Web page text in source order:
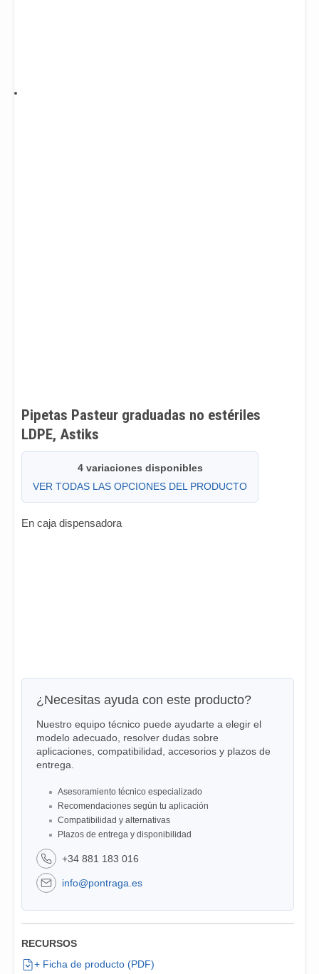
Pipetas Pasteur graduadas no estériles
LDPE, Astiks
4 variaciones disponibles
VER TODAS LAS OPCIONES DEL PRODUCTO
En caja dispensadora
¿Necesitas ayuda con este producto?
Nuestro equipo técnico puede ayudarte a elegir el
modelo adecuado, resolver dudas sobre
aplicaciones, compatibilidad, accesorios y plazos de
entrega.
Asesoramiento técnico especializado
Recomendaciones según tu aplicación
Compatibilidad y alternativas
Plazos de entrega y disponibilidad
+34 881 183 016
info@pontraga.es
RECURSOS
+ Ficha de producto (PDF)